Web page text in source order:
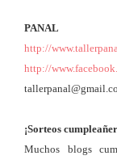
PANAL
http://
http://
¡Sorteos
Muchos blogs